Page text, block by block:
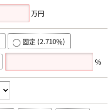
万円
固定 (2.710％)
％